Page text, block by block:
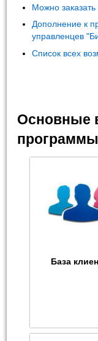
Можно
Дополнение к
управленцев
Список всех
Основные
База